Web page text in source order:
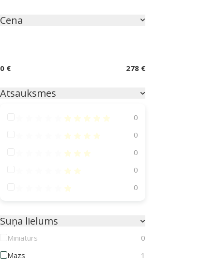
Cena
0 € 278 €
Atsauksmes
Atsauksmes 100%
0
Atsauksmes 80%
0
Atsauksmes 60%
0
Atsauksmes 40%
0
Atsauksmes 20%
0
Suņa lielums
Miniatūrs
0
Mazs
1